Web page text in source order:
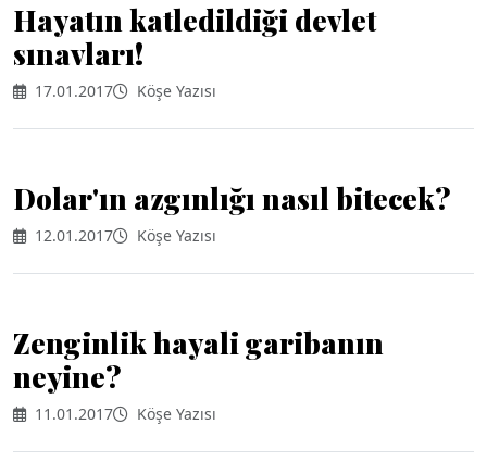
Hayatın katledildiği devlet
sınavları!
17.01.2017 Köşe Yazısı
Dolar'ın azgınlığı nasıl bitecek?
12.01.2017 Köşe Yazısı
Zenginlik hayali garibanın
neyine?
11.01.2017 Köşe Yazısı